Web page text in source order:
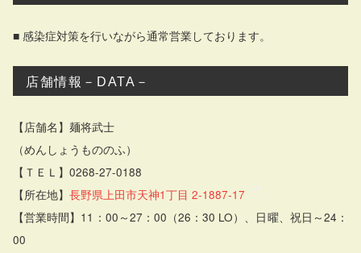
■ 感染症対策を行いながら通常営業しております。
店舗情報－DATA－
【店舗名】麺将武士
（めんしょうもののふ）
【ＴＥＬ】0268-27-0188
【所在地】 長野県上田市天神1丁目 2-1887-17
【営業時間】11：00～27：00（26：30 LO）、日曜、祝日～24：
00